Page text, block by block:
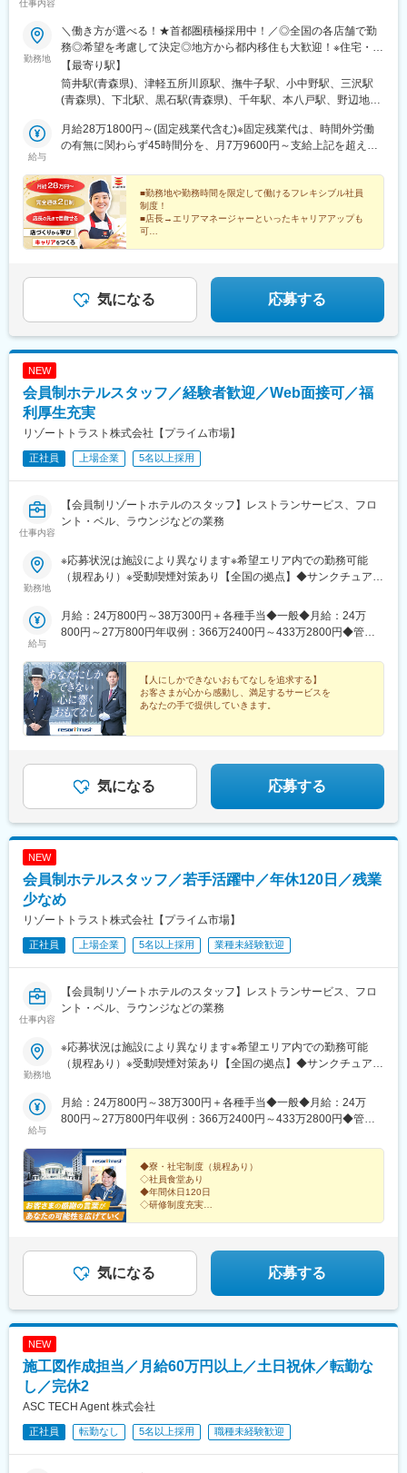
仕事内容
勤務地
＼働き方が選べる！★首都圏積極採用中！／◎全国の各店舗で勤
務◎希望を考慮して決定◎地方から都内移住も大歓迎！※住宅・引
越し手当補助あり◎自動車通勤可（店舗による）◎フレキシブル
社員は転居が伴う転勤なし■□2つの働き方■□選考の中でご希望を
お伺いします！＜全国で活躍できる＞【総合職】＜同じエリアで
川、千葉、埼玉、茨城、栃木、群馬、山梨 ★積極採用中！■東北
／青森、岩手、宮城、秋田、山形、福島■中部／新潟、長野、岐
歌山■中国／鳥取、岡山、広島、山口■九州／福岡、熊本、大分※
詳しくは当社ホームページをご確認ください。※配属については希
望を考慮します。
【最寄り駅】
筒井駅(青森県)、津軽五所川原駅、撫牛子駅、小中野駅、三沢駅
(青森県)、下北駅、黒石駅(青森県)、千年駅、本八戸駅、野辺地
駅、柳原駅(岩手県)、花巻駅、水沢駅、久慈駅、釜石駅、山ノ目
駅、名取駅、泉中央駅、中野栄駅、長町南駅、塚目駅、石巻あゆ
駅、大曲駅(秋田県)、土崎駅、大館駅、四ツ小屋駅、湯沢駅、横手
駅、鷹ノ巣駅、東能代駅、船越駅、羽後本荘駅、秋田駅、寒河江
駅、天童駅、南陽市役所駅、さくらんぼ東根駅、東酒田駅、東金
井駅、米沢駅、酒田駅、山形駅、鶴岡駅、新庄駅、相馬駅、郡山
富田駅、いわき駅、泉駅(福島交通線)、福島学院前駅、湯本駅、会
県)、西若松駅、船引駅、新白河駅、古河駅、新守谷駅、高萩駅、
大宝駅、黒磯駅、西那須野駅、栃木駅、太田駅(群馬県)、新桐生
駅、京成千葉駅、君津駅、新茂原駅、旭駅(千葉県)、福俵駅、銚子
駅、本八幡駅(総武線)、東千葉駅、北小金駅、浜野駅、柏の葉キャ
ンパス駅、公津の杜駅、佐倉駅、安房鴨川駅、井の頭公園駅、新
駅、お花茶屋駅、若葉台駅、池袋駅、吉祥寺駅、舞岡駅、横浜
駅、酒折駅、国母駅、富士山駅、小井川駅、常永駅、矢代田駅、
大形駅、西新発田駅、長岡駅、新津駅、柏崎駅、魚沼丘陵駅、十
上田駅、南松本駅、須坂駅、北中込駅、信州中野駅、信濃国分寺
駅、信濃荒井駅、豊科駅、信濃吉田駅、川中島駅、飯山駅、上諏
県)、穂積駅、美濃太田駅、可児駅、関駅(岐阜県)、モレラ岐阜
駅、三島田町駅、春日町駅、御門台駅、遠州小林駅、新浜松駅、
木駅(身延線)、南伊東駅、片浜駅、住吉町駅、徳重駅、運動公園前
駅(愛知県)、勝川駅、大須観音駅、新瀬戸駅、稲荷口駅、清水駅
(愛知県)、笠寺駅、神領駅、三郷駅(愛知県)、大門駅(愛知県)、西
春駅、新豊田駅、星川駅(三重県)、松ケ崎駅(三重県)、宮町駅、鳥
羽駅、久居駅、高茶屋駅、大津京駅、西京極駅、小倉駅(京都府)、
下茶屋駅、大阪難波駅、北巽駅、香里園駅、東貝塚駅、三国ケ丘
駅(大阪府)、桜井駅(大阪府)、寝屋川公園駅、喜連瓜破駅、だいど
う豊里駅、横堤駅、ドーム前駅、萩原天神駅、千里中央駅(大阪モ
駅、中山寺駅、大村駅(兵庫県)、香櫨園駅、加太駅(和歌山県)、五
岡駅、妹尾駅、倉敷市駅、松永駅、道上駅、尾道駅、天神川駅、
山陽女学園前駅、広駅、綾羅木駅、下松駅(山口県)、矢原駅、防府
駅、岩鼻駅、野芥駅、高宮駅(福岡県)、春日原駅、西鉄柳川駅、八
駅(ＩＲいしかわ鉄道線)、鎌ケ谷大仏駅、堀川小泉駅、越前新保
駅、高田駅(新潟県)、小松駅、古淵駅、久屋大通駅、荒子川公園
石駅、東池袋駅、神奈川駅、京急大津駅、京急川崎駅、逗子・葉
山駅、渚駅(長野県)、狐ケ崎駅、知多半田駅、瀬戸市駅、東大手
ノ里駅、なんば駅(地下鉄)、貝塚市役所前駅、百舌鳥八幡駅、瑞光
四丁目駅、徳庵駅、九条駅(大阪府)、鷹取駅、ＪＲ五位堂駅、博労
県)、葭川公園駅、都電雑司ケ谷駅、新高島駅、半田駅、瀬戸市役
所前駅、尼ケ坂駅、大津市役所前駅、南茨木駅(阪急線)、近鉄日本
給与
月給28万1800円～(固定残業代含む)※固定残業代は、時間外労働
の有無に関わらず45時間分を、月7万9600円～支給上記を超える
■勤務地や勤務時間を限定して働けるフレキシブル社員
制度！
■店長→エリアマネージャーといったキャリアアップも
可
大規模の店舗運営を通じて、成長できます。
気になる 応募する
NEW
会員制ホテルスタッフ／経験者歓迎／Web面接可／福
利厚生充実
リゾートトラスト株式会社【プライム市場】
正社員 上場企業 5名以上採用
仕事内容
【会員制リゾートホテルのスタッフ】レストランサービス、フロ
ント・ベル、ラウンジなどの業務
勤務地
※応募状況は施設により異なります※希望エリア内での勤務可能
（規程あり）※受動喫煙対策あり【全国の拠点】◆サンクチュアリ
光◆サンクチュアリコート高山◆サンクチュアリコート琵琶湖◆
ザ・カハラ・ホテル＆リゾート 横浜◆東京ベイコート倶楽部◆横
ート倶楽部◆エクシブ那須白河◆エクシブ軽井沢◆エクシブ初島
クラブ◆エクシブ浜名湖◆エクシブ鳥羽◆エクシブ鳴門◆エクシ
ブ山中湖◆エクシブ湯河原離宮◆エクシブ箱根離宮◆エクシブ伊
豆◆エクシブ蓼科◆エクシブ琵琶湖◆エクシブ京都 八瀬離宮◆エ
クシブ白浜◆エクシブ有馬離宮◆エクシブ淡路島◆エクシブ六甲
サンクチュアリ・ヴィラ◆リゾーピア熱海◆リゾーピア久美浜◆
がの◆サンメンバーズ鹿児島◆ホテルトラスティ東京ベイサイド
◆ホテルトラスティ大阪 阿倍野◆ローズルーム大阪など
給与
月給：24万800円～38万300円＋各種手当◆一般◆月給：24万
800円～27万800円年収例：366万2400円～433万2800円◆管理
608万4800円※給与は、経験・能力を考慮の上決定いたします※各
種手当は別途支給※超過勤務手当及び各種手当は別途支給※年収は
月給＋賞与の金額です《モデル月収例》一般スタッフ（基本給24
万800円の場合）◆月収：29万4100円〇時間外手当／3万円〇カ
フェテリアプラン利用／3300円〇住宅手当／2万円※社員食堂利用
380円／食で利用可能です（平均補助額：2万1000円／月）食事の
補助額を加味すると、実質の月収は31万5100円となります。
【人にしかできないおもてなしを追求する】
お客さまが心から感動し、満足するサービスを
あなたの手で提供していきます。
気になる 応募する
NEW
会員制ホテルスタッフ／若手活躍中／年休120日／残業
少なめ
リゾートトラスト株式会社【プライム市場】
正社員 上場企業 5名以上採用 業種未経験歓迎
仕事内容
【会員制リゾートホテルのスタッフ】レストランサービス、フロ
ント・ベル、ラウンジなどの業務
勤務地
※応募状況は施設により異なります※希望エリア内での勤務可能
（規程あり）※受動喫煙対策あり【全国の拠点】◆サンクチュアリ
光◆サンクチュアリコート高山◆サンクチュアリコート琵琶湖◆
ザ・カハラ・ホテル＆リゾート 横浜◆東京ベイコート倶楽部◆横
ート倶楽部◆エクシブ那須白河◆エクシブ軽井沢◆エクシブ初島
クラブ◆エクシブ浜名湖◆エクシブ鳥羽◆エクシブ鳴門◆エクシ
ブ山中湖◆エクシブ湯河原離宮◆エクシブ箱根離宮◆エクシブ伊
豆◆エクシブ蓼科◆エクシブ琵琶湖◆エクシブ京都 八瀬離宮◆エ
クシブ白浜◆エクシブ有馬離宮◆エクシブ淡路島◆エクシブ六甲
サンクチュアリ・ヴィラ◆リゾーピア熱海◆リゾーピア久美浜◆
がの◆サンメンバーズ鹿児島◆ホテルトラスティ東京ベイサイド
◆ホテルトラスティ大阪 阿倍野◆ローズルーム大阪など
給与
月給：24万800円～38万300円＋各種手当◆一般◆月給：24万
800円～27万800円年収例：366万2400円～433万2800円◆管理
608万4800円※給与は、経験・能力を考慮の上決定いたします※各
種手当は別途支給※超過勤務手当及び各種手当は別途支給※年収は
月給＋賞与の金額です《モデル月収例》一般スタッフ（基本給24
万800円の場合）◆月収：29万4100円〇時間外手当／3万円〇カ
フェテリアプラン利用／3300円〇住宅手当／2万円※社員食堂利用
380円／食で利用可能です（平均補助額：2万1000円／月）食事の
補助額を加味すると、実質の月収は31万5100円となります。
◆寮・社宅制度（規程あり）
◇社員食堂あり
◆年間休日120日
◇研修制度充実
お客さまに感謝される喜びが、
あなたをもっと成長させる。
気になる 応募する
NEW
施工図作成担当／月給60万円以上／土日祝休／転勤な
し／完休2
ASC TECH Agent 株式会社
正社員 転勤なし 5名以上採用 職種未経験歓迎